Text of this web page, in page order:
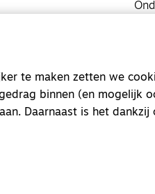
te maken zetten we
binnen (en mogelijk
Daarnaast is het